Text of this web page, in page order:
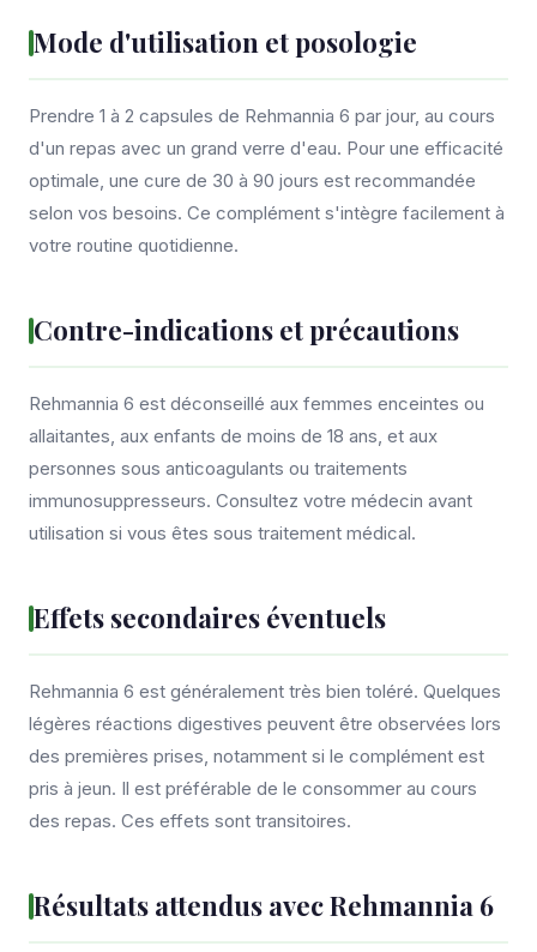
Mode d'utilisation et posologie
Prendre 1 à 2 capsules de Rehmannia 6 par jour, au cours
d'un repas avec un grand verre d'eau. Pour une efficacité
optimale, une cure de 30 à 90 jours est recommandée
selon vos besoins. Ce complément s'intègre facilement à
votre routine quotidienne.
Contre-indications et précautions
Rehmannia 6 est déconseillé aux femmes enceintes ou
allaitantes, aux enfants de moins de 18 ans, et aux
personnes sous anticoagulants ou traitements
immunosuppresseurs. Consultez votre médecin avant
utilisation si vous êtes sous traitement médical.
Effets secondaires éventuels
Rehmannia 6 est généralement très bien toléré. Quelques
légères réactions digestives peuvent être observées lors
des premières prises, notamment si le complément est
pris à jeun. Il est préférable de le consommer au cours
des repas. Ces effets sont transitoires.
Résultats attendus avec Rehmannia 6